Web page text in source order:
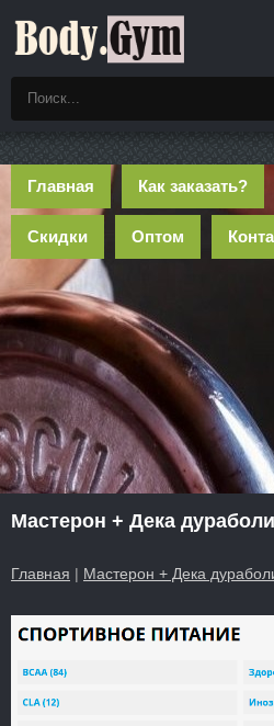
Главная Как заказать?
Скидки Оптом
Мастерон + Дека
Главная | Мастерон + Дека